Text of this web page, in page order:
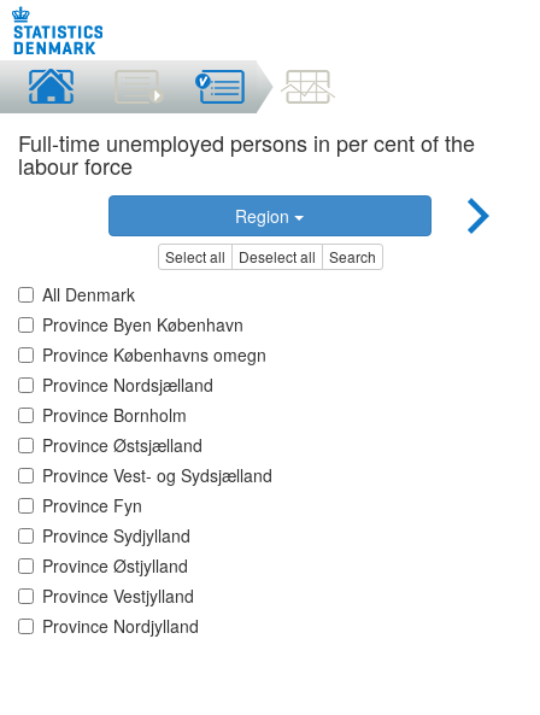
Full-time unemployed persons in per cent of the
labour force
Region
Select all Deselect all Search
All Denmark
Province Byen København
Province Københavns omegn
Province Nordsjælland
Province Bornholm
Province Østsjælland
Province Vest- og Sydsjælland
Province Fyn
Province Sydjylland
Province Østjylland
Province Vestjylland
Province Nordjylland